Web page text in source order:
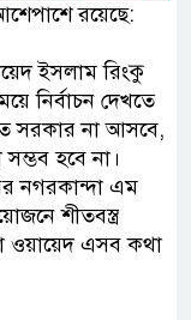
রয়েছে:
ইসলাম রিংকু
নির্বাচন দেখতে
সরকার না আসবে,
হবে না।
নগরকান্দা এম
শীতবস্ত্র
ওয়ায়েদ এসব কথা